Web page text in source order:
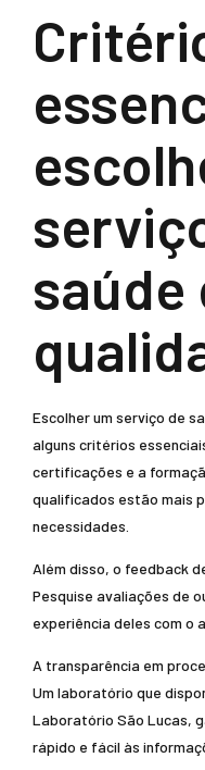
saúde
Escolher um serviço de
alguns critérios
certificações e a
qualificados estão mais
necessidades.
Além disso, o feedback
Pesquise avaliações de
experiência deles com o
A transparência em
Um laboratório que
Laboratório São Lucas,
rápido e fácil às